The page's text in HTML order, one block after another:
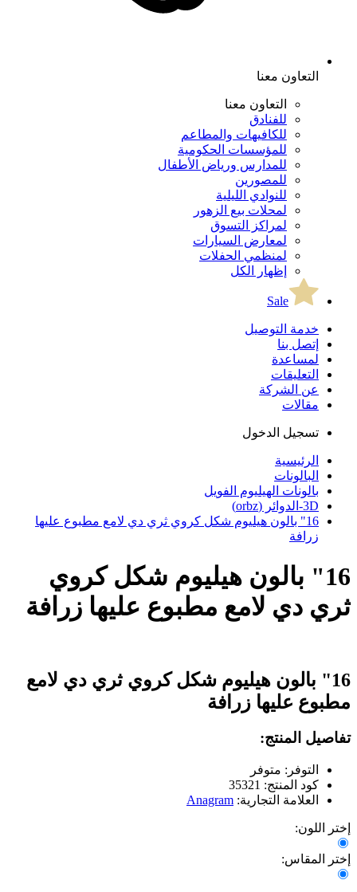
التعاون معنا
التعاون معنا
للفنادق
للكافيهات والمطاعم
للمؤسسات الحكومية
للمدارس ورياض الأطفال
للمصورين
للنوادي الليلية
لمحلات بيع الزهور
لمراكز التسوق
لمعارض السيارات
لمنظمي الحفلات
إظهار الكل
Sale
خدمة التوصيل
إتصل بنا
لمساعدة
التعليقات
عن الشركة
مقالات
تسجيل الدخول
الرئيسية
البالونات
بالونات الهيليوم الفويل
3D-الدوائر (orbz)
16" بالون هيليوم شكل كروي ثري دي لامع مطبوع عليها
زرافة
16" بالون هيليوم شكل كروي
ثري دي لامع مطبوع عليها زرافة
16" بالون هيليوم شكل كروي ثري دي لامع
مطبوع عليها زرافة
تفاصيل المنتج:
التوفر: متوفر
كود المنتج: 35321
العلامة التجارية: Anagram
إختر اللون:
إختر المقاس: